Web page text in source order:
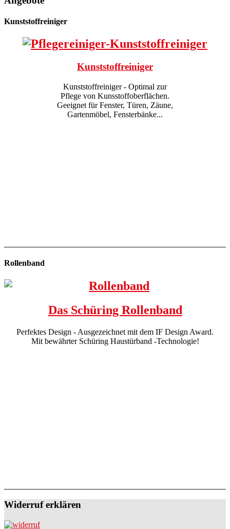
Kunststoffreiniger
Kunststoffreiniger
Kunststoffreiniger - Optimal zur
Pflege von Kunsstoffoberflächen.
Geeignet für Fenster, Türen, Zäune,
Gartenmöbel, Fensterbänke...
Rollenband
Das Schüring Rollenband
Perfektes Design - Ausgezeichnet mit dem IF Design Award.
Mit bewährter Schüring Haustürband -Technologie!
Widerruf erklären